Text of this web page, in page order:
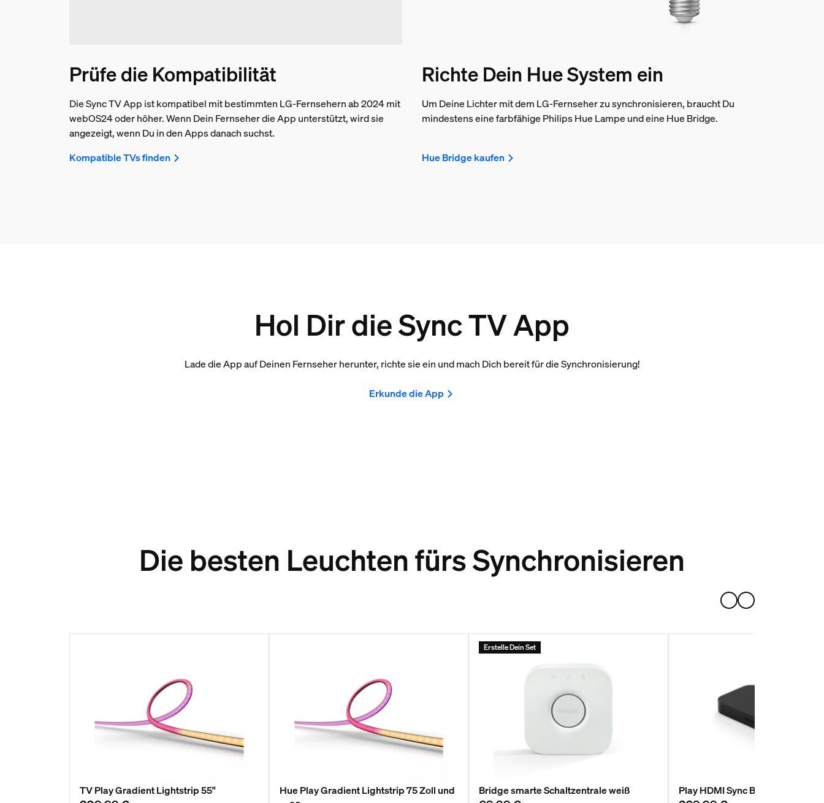
Prüfe die Kompatibilität
Die Sync TV App ist kompatibel mit bestimmten LG-Fernsehern ab 2024 mit
webOS24 oder höher. Wenn Dein Fernseher die App unterstützt, wird sie
angezeigt, wenn Du in den Apps danach suchst.
Kompatible TVs finden
Richte Dein Hue System ein
Um Deine Lichter mit dem LG-Fernseher zu synchronisieren, braucht Du
mindestens eine farbfähige Philips Hue Lampe und eine Hue Bridge.
Hue Bridge kaufen
Hol Dir die Sync TV App
Lade die App auf Deinen Fernseher herunter, richte sie ein und mach Dich bereit für die Synchronisierung!
Erkunde die App
Die besten Leuchten fürs Synchronisieren
TV Play Gradient Lightstrip 55"
Hue Play Gradient Lightstrip 75 Zoll und
Erstelle Dein Set
Bridge smarte Schaltzentrale weiß Play HDMI Sync Box